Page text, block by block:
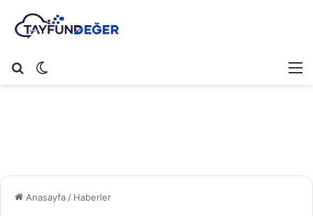
Arama yap ...
Anasayfa/ Haberler